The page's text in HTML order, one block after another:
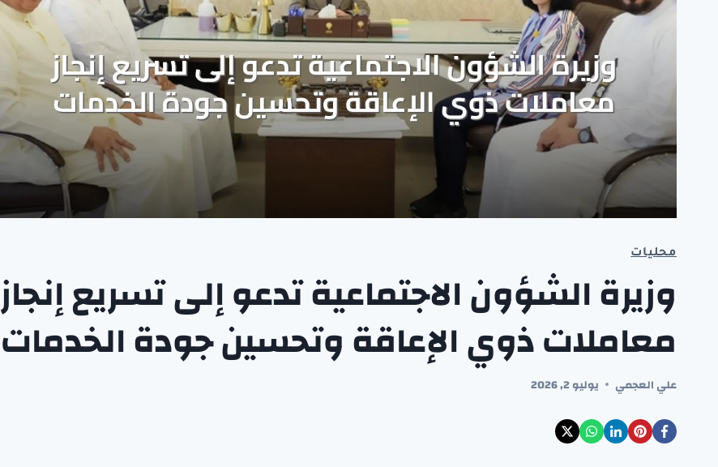
محليات
وزيرة الشؤون الاجتماعية تدعو إلى تسريع إنجاز
معاملات ذوي الإعاقة وتحسين جودة الخدمات
علي العجمي يوليو 2, 2026